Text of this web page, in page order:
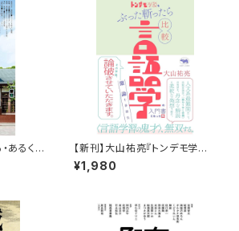
あるく・
【新刊】大山祐亮『トンデモ学説
をぶった斬ったら比較言語学の
入門書になった件：激論十番勝
¥1,980